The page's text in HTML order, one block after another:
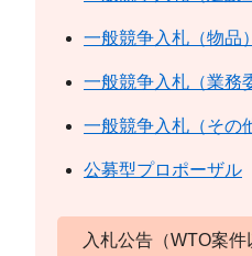
一般競争入札（物品）
一般競争入札（業務
一般競争入札（その
公募型プロポーザル
入札公告（WTO案件